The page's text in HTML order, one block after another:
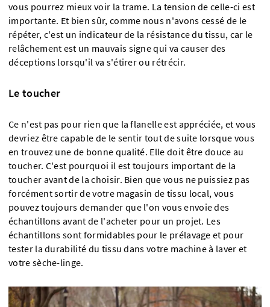
vous pourrez mieux voir la trame. La tension de celle-ci est
importante. Et bien sûr, comme nous n'avons cessé de le
répéter, c'est un indicateur de la résistance du tissu, car le
relâchement est un mauvais signe qui va causer des
déceptions lorsqu'il va s'étirer ou rétrécir.
Le toucher
Ce n'est pas pour rien que la flanelle est appréciée, et vous
devriez être capable de le sentir tout de suite lorsque vous
en trouvez une de bonne qualité. Elle doit être douce au
toucher. C'est pourquoi il est toujours important de la
toucher avant de la choisir. Bien que vous ne puissiez pas
forcément sortir de votre magasin de tissu local, vous
pouvez toujours demander que l'on vous envoie des
échantillons avant de l'acheter pour un projet. Les
échantillons sont formidables pour le prélavage et pour
tester la durabilité du tissu dans votre machine à laver et
votre sèche-linge.